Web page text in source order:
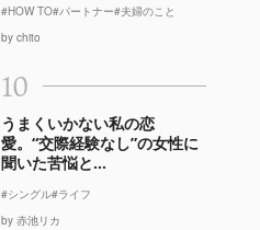
#HOW TO#パートナー#夫婦のこと
by chito
10
うまくいかない私の恋
愛。“交際経験なし”の女性に
聞いた苦悩と...
#シングル#ライフ
by 赤池リカ